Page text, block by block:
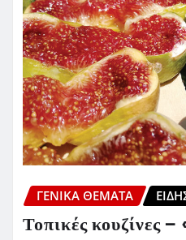
ΓΕΝΙΚΑ ΘΕΜΑΤΑ
Τοπικές κουζίνες